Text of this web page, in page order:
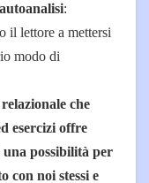
:
il lettore a mettersi
modo di
che
esercizi offre
una possibilità per
con noi stessi e